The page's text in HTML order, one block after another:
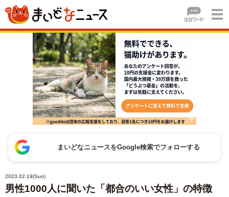
まいどなニュースをGoogle検索でフォローする
2023.02.19(Sun)
男性1000人に聞いた「都合のいい女性」の特徴